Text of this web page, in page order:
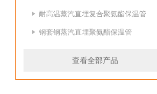
耐高温蒸汽直埋复合聚氨酯保温管
钢套钢蒸汽直埋聚氨酯保温管
查看全部产品